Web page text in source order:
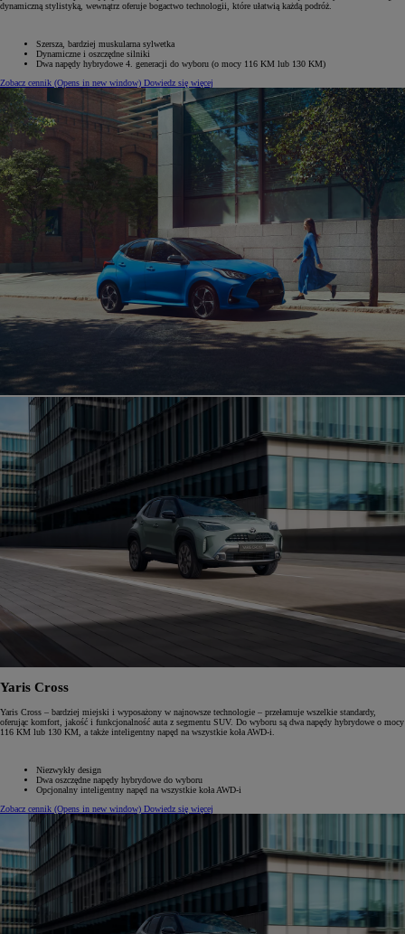
dynamiczną stylistyką, wewnątrz oferuje bogactwo technologii, które ułatwią każdą podróż.
Szersza, bardziej muskularna sylwetka
Dynamiczne i oszczędne silniki
Dwa napędy hybrydowe 4. generacji do wyboru (o mocy 116 KM lub 130 KM)
Zobacz cennik (Opens in new window) Dowiedz się więcej
Yaris Cross
Yaris Cross – bardziej miejski i wyposażony w najnowsze technologie – przełamuje wszelkie standardy,
oferując komfort, jakość i funkcjonalność auta z segmentu SUV. Do wyboru są dwa napędy hybrydowe o mocy
116 KM lub 130 KM, a także inteligentny napęd na wszystkie koła AWD-i.
Niezwykły design
Dwa oszczędne napędy hybrydowe do wyboru
Opcjonalny inteligentny napęd na wszystkie koła AWD-i
Zobacz cennik (Opens in new window) Dowiedz się więcej